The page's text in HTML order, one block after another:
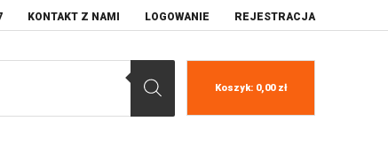
KONTAKT Z NAMI LOGOWANIE REJESTRACJA
Koszyk: 0,00 zł